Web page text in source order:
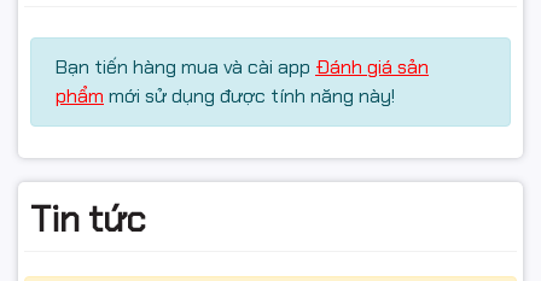
Bạn tiến hàng mua và cài app Đánh giá sản
phẩm mới sử dụng được tính năng này!
Tin tức